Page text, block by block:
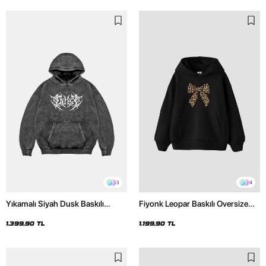
3
Yıkamalı Siyah Dusk Baskılı
1.399,90 TL
4
Fiyonk Leopar Baskılı Oversize
1.199,90 TL